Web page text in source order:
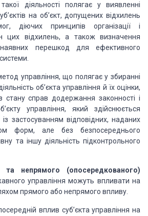
діяльності полягає у виявленні
на об’єкт, допущених відхилень
діючих принципів організації і
цих відхилень, а також визначення
перешкод для ефективного
управління, що полягаєу збиранні
об’єкта управління й їх оцінки,
стану справ додержання законності і
управління, який здійснюється
із застосуванням відповідних, наданих
форм, але без безпосереднього
та іншу діяльність підконтрольного
та непрямого (опосередкованого)
управління можуть впливати на
прямого або непрямого впливу.
вплив суб’єкта управління на